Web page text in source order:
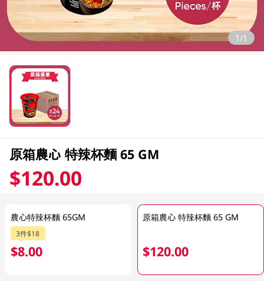
1/1
原箱農心 特辣杯麵 65 GM
$120.00
農心特辣杯麵 65GM
3件$18
$8.00
原箱農心 特辣杯麵 65 GM
$120.00